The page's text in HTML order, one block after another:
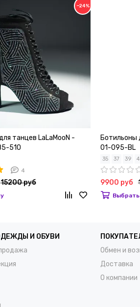
−24%
танцев LaLaMooN -
510
4
15200 руб
Ботильоны
01-095-BL
35 37 39
9900 руб
Выбрать
И ОБУВИ
Обмен и
Доставка
О компании